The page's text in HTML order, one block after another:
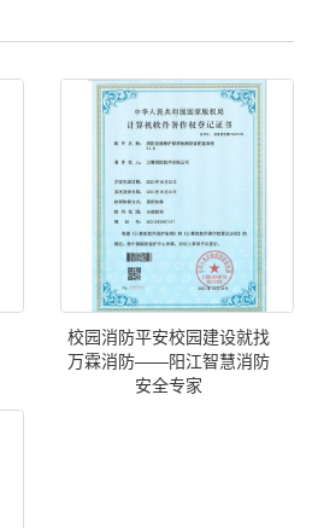
校园消防平安校园建设就找
万霖消防——阳江智慧消防
安全专家